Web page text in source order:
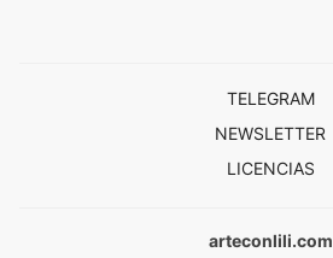
TELEGRAM
NEWSLETTER
LICENCIAS
arteconlili.com